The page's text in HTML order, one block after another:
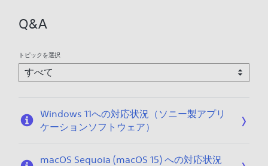
/
1
7
Q&A
トピックを選択
Windows 11への対応状況（ソニー製アプリ
ケーションソフトウェア）
macOS Sequoia (macOS 15) への対応状況